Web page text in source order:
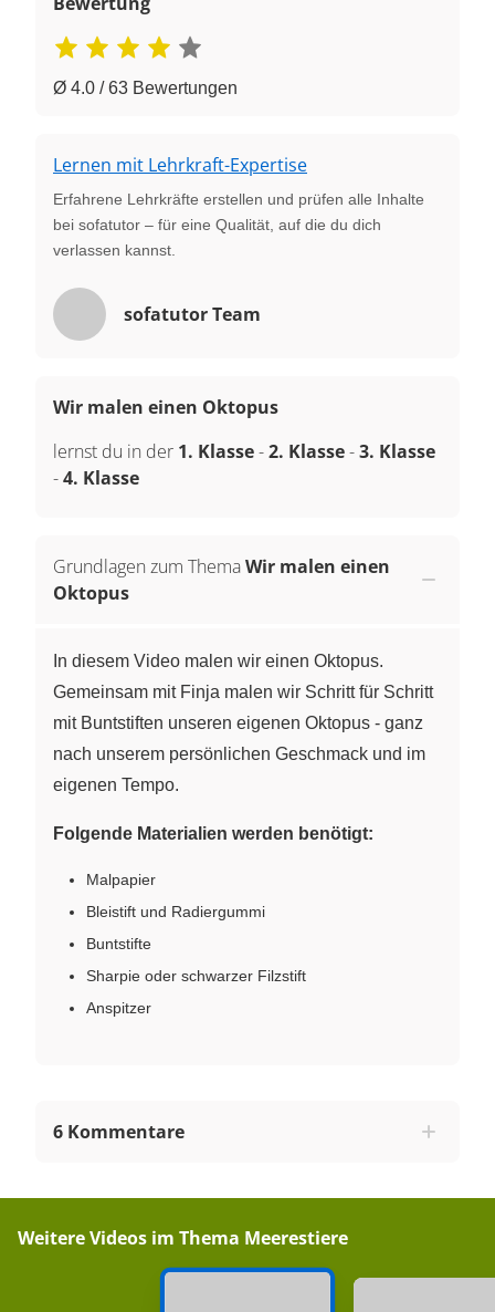
Ø 4.0 / 63 Bewertungen
Lernen mit Lehrkraft-Expertise
Erfahrene Lehrkräfte erstellen und prüfen alle Inhalte
bei sofatutor – für eine Qualität, auf die du dich
verlassen kannst.
sofatutor Team
Wir malen einen Oktopus
lernst du in der 1. Klasse-2. Klasse-3. Klasse
-4. Klasse
Grundlagen zum ThemaWir malen einen
Oktopus
In diesem Video malen wir einen Oktopus.
Gemeinsam mit Finja malen wir Schritt für Schritt
mit Buntstiften unseren eigenen Oktopus - ganz
nach unserem persönlichen Geschmack und im
eigenen Tempo.
Folgende Materialien werden benötigt:
Malpapier
Bleistift und Radiergummi
Buntstifte
Sharpie oder schwarzer Filzstift
Anspitzer
6 Kommentare
Weitere Videos im Thema Meerestiere